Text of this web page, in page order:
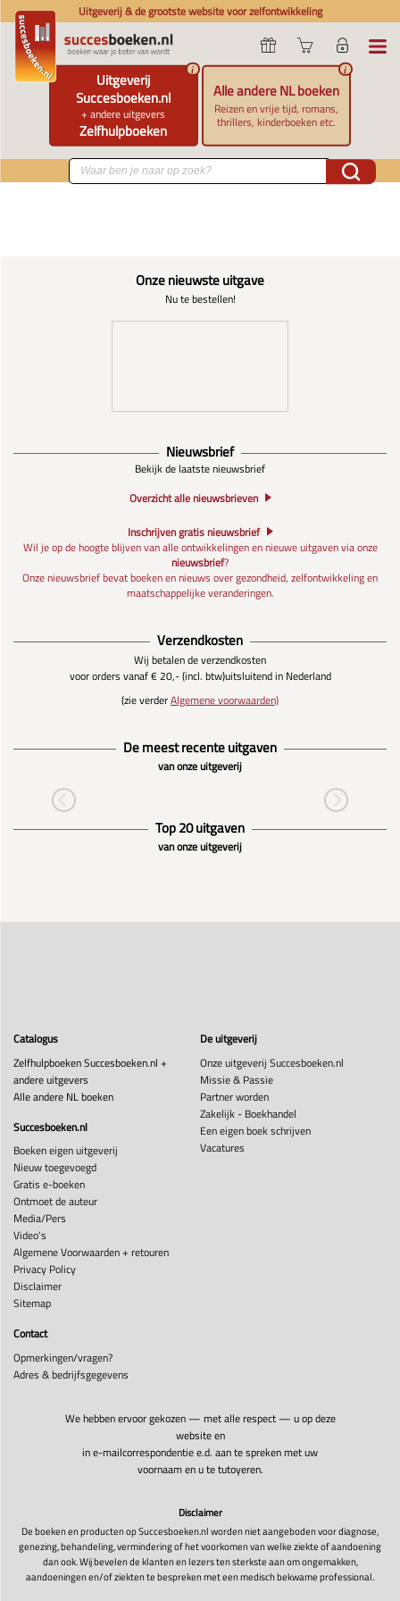
Uitgeverij & de grootste website voor zelfontwikkeling
Uitgeverij
Succesboeken.nl
+ andere uitgevers
Zelfhulpboeken
i
Alle andere NL boeken
Reizen en vrije tijd, romans,
thrillers, kinderboeken etc.
i
Onze nieuwste uitgave
Nu te bestellen!
Nieuwsbrief
Bekijk de laatste nieuwsbrief
Overzicht alle nieuwsbrieven
Inschrijven gratis nieuwsbrief
Wil je op de hoogte blijven van alle ontwikkelingen en nieuwe uitgaven via onze
nieuwsbrief?
Onze nieuwsbrief bevat boeken en nieuws over gezondheid, zelfontwikkeling en
maatschappelijke veranderingen.
Verzendkosten
Wij betalen de verzendkosten
voor orders vanaf € 20,- (incl. btw)uitsluitend in Nederland
(zie verderAlgemene voorwaarden)
De meest recente uitgaven
van onze uitgeverij
Top 20 uitgaven
van onze uitgeverij
Catalogus
Zelfhulpboeken Succesboeken.nl +
andere uitgevers
Alle andere NL boeken
Succesboeken.nl
Boeken eigen uitgeverij
Nieuw toegevoegd
Gratis e-boeken
Ontmoet de auteur
Media/Pers
Video's
Algemene Voorwaarden + retouren
Privacy Policy
Disclaimer
Sitemap
De uitgeverij
Onze uitgeverij Succesboeken.nl
Missie & Passie
Partner worden
Zakelijk - Boekhandel
Een eigen boek schrijven
Vacatures
Contact
Opmerkingen/vragen?
Adres & bedrijfsgegevens
We hebben ervoor gekozen — met alle respect — u op deze
website en
in e-mailcorrespondentie e.d. aan te spreken met uw
voornaam en u te tutoyeren.
Disclaimer
De boeken en producten op Succesboeken.nl worden niet aangeboden voor diagnose,
genezing, behandeling, vermindering of het voorkomen van welke ziekte of aandoening
dan ook. Wij bevelen de klanten en lezers ten sterkste aan om ongemakken,
aandoeningen en/of ziekten te bespreken met een medisch bekwame professional.